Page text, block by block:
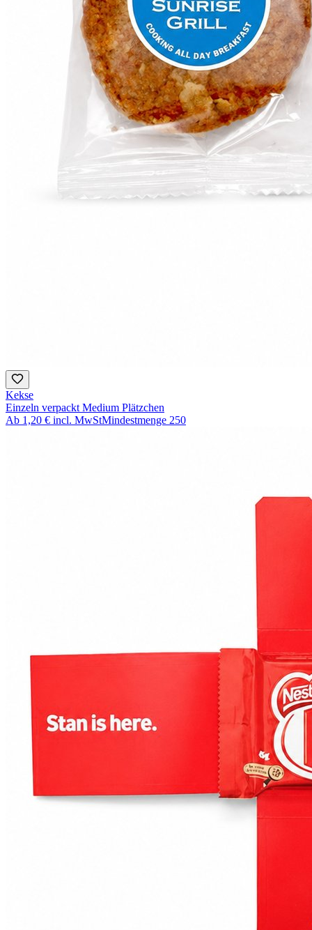
Kekse
Einzeln verpackt Medium Plätzchen
Ab 1,20 € incl. MwStMindestmenge 250